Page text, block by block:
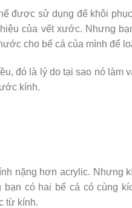
được sử dụng để khôi
của vết xước. Nhưng
cho bể cá của mình để
đó là lý do tại sao nó làm
kính.
nặng hơn acrylic. Nhưng
có hai bể cá có cùng
từ kính.